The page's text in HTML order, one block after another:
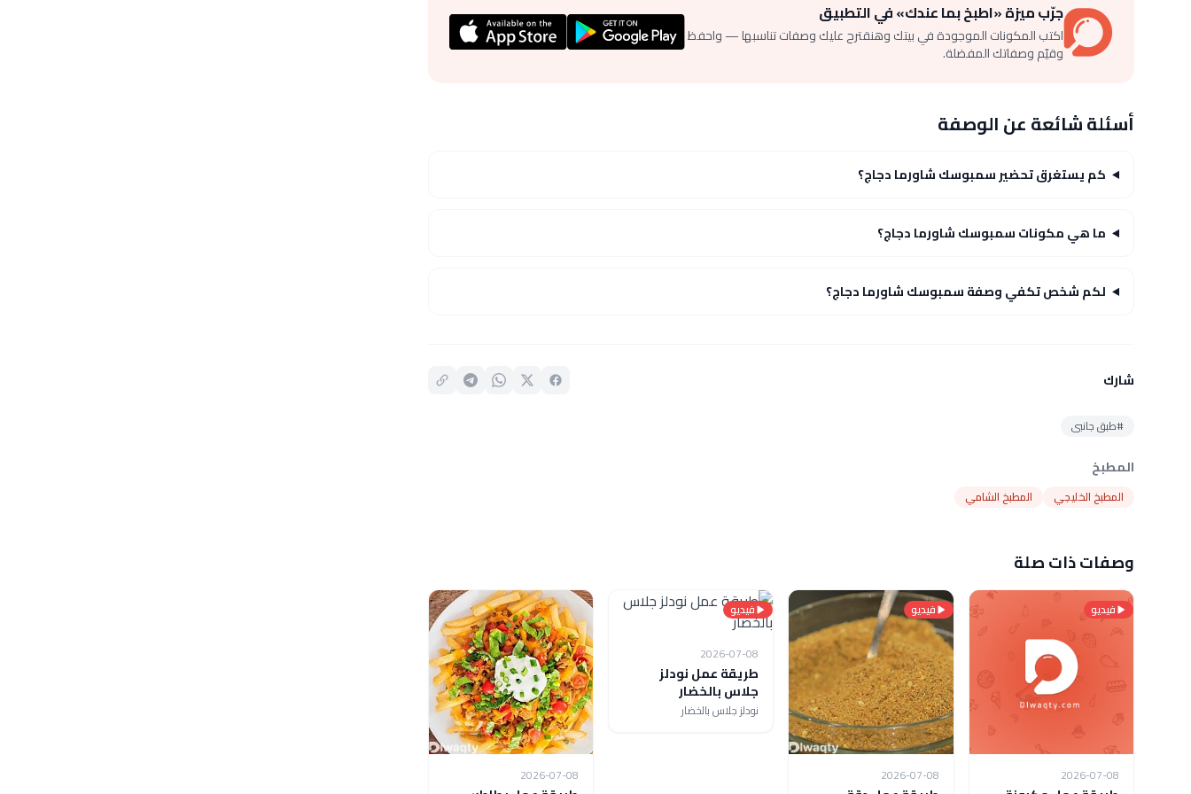
جرّب ميزة «اطبخ بما عندك» في التطبيق
اكتب المكونات الموجودة في بيتك وهنقترح عليك وصفات تناسبها — واحفظ
وقيّم وصفاتك المفضلة.
أسئلة شائعة عن الوصفة
كم يستغرق تحضير سمبوسك شاورما دجاج؟
ما هي مكونات سمبوسك شاورما دجاج؟
لكم شخص تكفي وصفة سمبوسك شاورما دجاج؟
شارك
#طبق جانبى
المطبخ
المطبخ الخليجي المطبخ الشامي
وصفات ذات صلة
فيديو
2026-07-08
فيديو
2026-07-08
فيديو
2026-07-08
طريقة عمل نودلز
جلاس بالخضار
نودلز جلاس بالخضار
2026-07-08